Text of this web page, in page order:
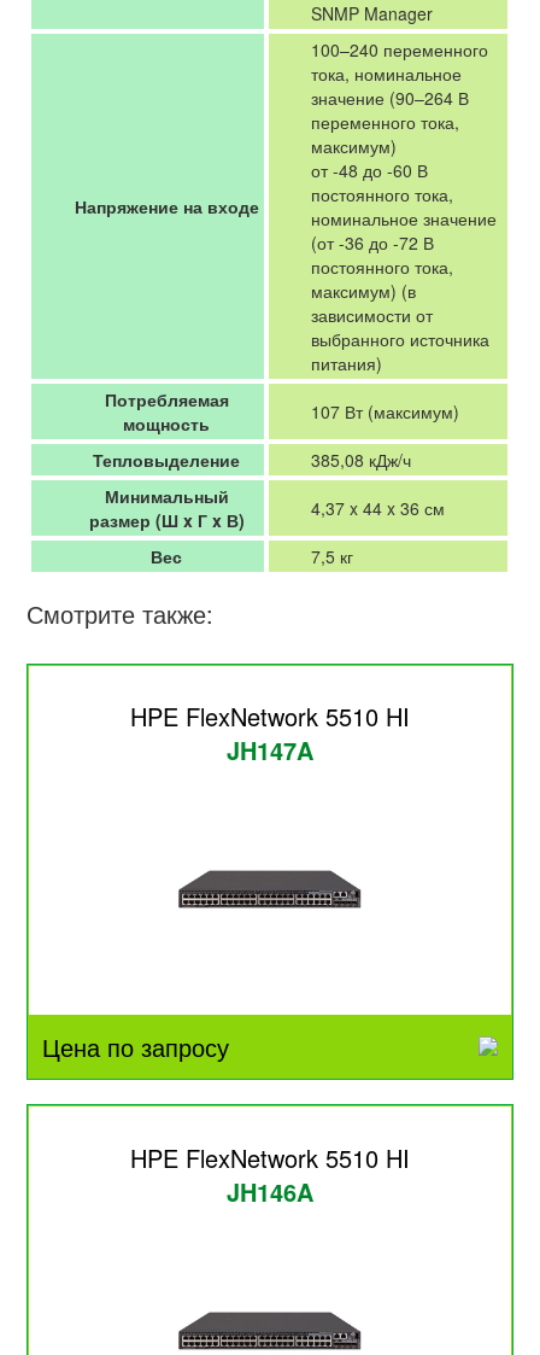
SNMP Manager
Напряжение на входе
100–240 переменного
тока, номинальное
значение (90–264 В
переменного тока,
максимум)
от -48 до -60 В
постоянного тока,
номинальное значение
(от -36 до -72 В
постоянного тока,
максимум) (в
зависимости от
выбранного источника
питания)
Потребляемая
мощность
107 Вт (максимум)
Тепловыделение
385,08 кДж/ч
Минимальный
размер (Ш x Г x В)
4,37 x 44 x 36 см
Вес
7,5 кг
Смотрите также:
HPE FlexNetwork 5510 HI
JH147A
Цена по запросу
HPE FlexNetwork 5510 HI
JH146A